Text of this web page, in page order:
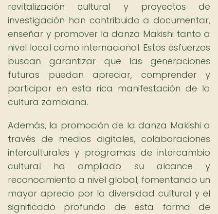
revitalización cultural y proyectos de
investigación han contribuido a documentar,
enseñar y promover la danza Makishi tanto a
nivel local como internacional. Estos esfuerzos
buscan garantizar que las generaciones
futuras puedan apreciar, comprender y
participar en esta rica manifestación de la
cultura zambiana.
Además, la promoción de la danza Makishi a
través de medios digitales, colaboraciones
interculturales y programas de intercambio
cultural ha ampliado su alcance y
reconocimiento a nivel global, fomentando un
mayor aprecio por la diversidad cultural y el
significado profundo de esta forma de